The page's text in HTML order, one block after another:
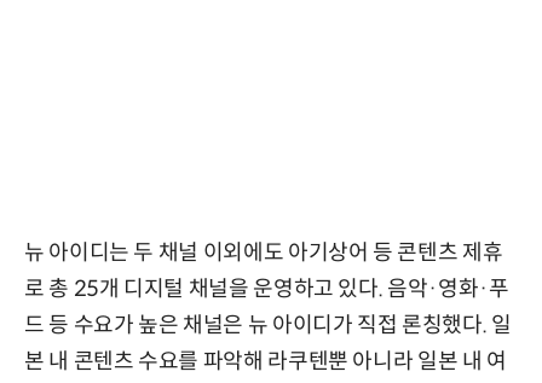
뉴 아이디는 두 채널 이외에도 아기상어 등 콘텐츠 제휴
로 총 25개 디지털 채널을 운영하고 있다. 음악·영화·푸
드 등 수요가 높은 채널은 뉴 아이디가 직접 론칭했다. 일
본 내 콘텐츠 수요를 파악해 라쿠텐뿐 아니라 일본 내 여